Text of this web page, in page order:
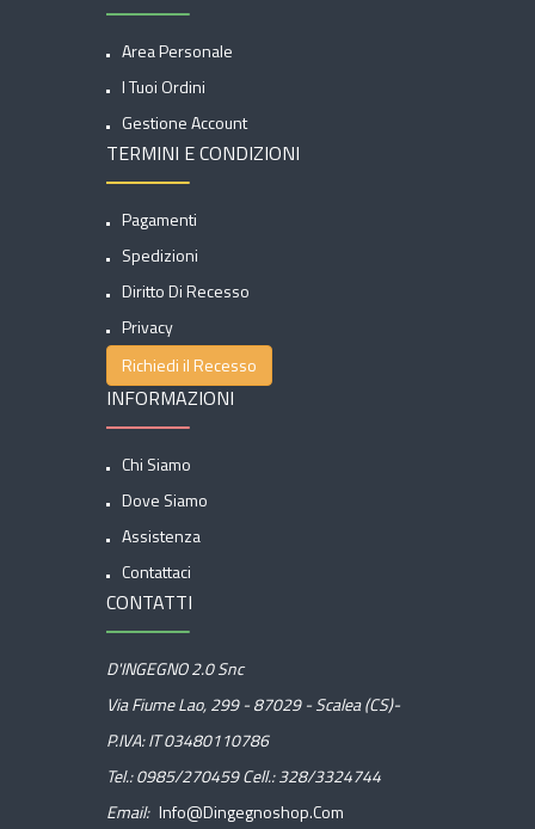
Area Personale
I Tuoi Ordini
Gestione Account
TERMINI E CONDIZIONI
Pagamenti
Spedizioni
Diritto Di Recesso
Privacy
Richiedi il Recesso
INFORMAZIONI
Chi Siamo
Dove Siamo
Assistenza
Contattaci
CONTATTI
D'INGEGNO 2.0 Snc
Via Fiume Lao, 299 - 87029 - Scalea (CS)-
P.IVA: IT 03480110786
Tel.:0985/270459Cell.:328/3324744
Email: Info@dingegnoshop.com